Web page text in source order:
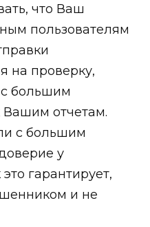
что Ваш
пользователям
на проверку,
большим
Вашим отчетам.
с большим
у
гарантирует,
и не